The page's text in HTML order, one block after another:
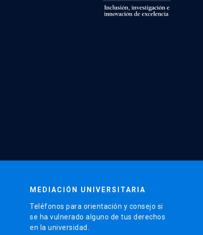
MEDIACIÓN UNIVERSITARIA
Teléfonos para orientación y consejo si
se ha vulnerado alguno de tus derechos
en la universidad.